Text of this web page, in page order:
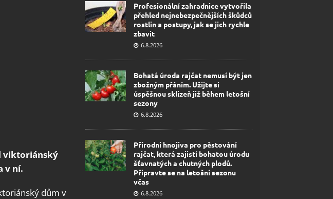
viktoriánský
v ní.
dům v
Profesionální zahradnice vytvořila
přehled nejnebezpečnějších škůdců
rostlin a postupy, jak se jich rychle
zbavit
6.8.2026
Bohatá úroda rajčat nemusí být jen
zbožným přáním. Užijte si
úspěšnou sklizeň již během letošní
sezony
6.8.2026
Přírodní hnojiva pro pěstování
rajčat, která zajistí bohatou úrodu
šťavnatých a chutných plodů.
Připravte se na letošní sezonu
včas
6.8.2026